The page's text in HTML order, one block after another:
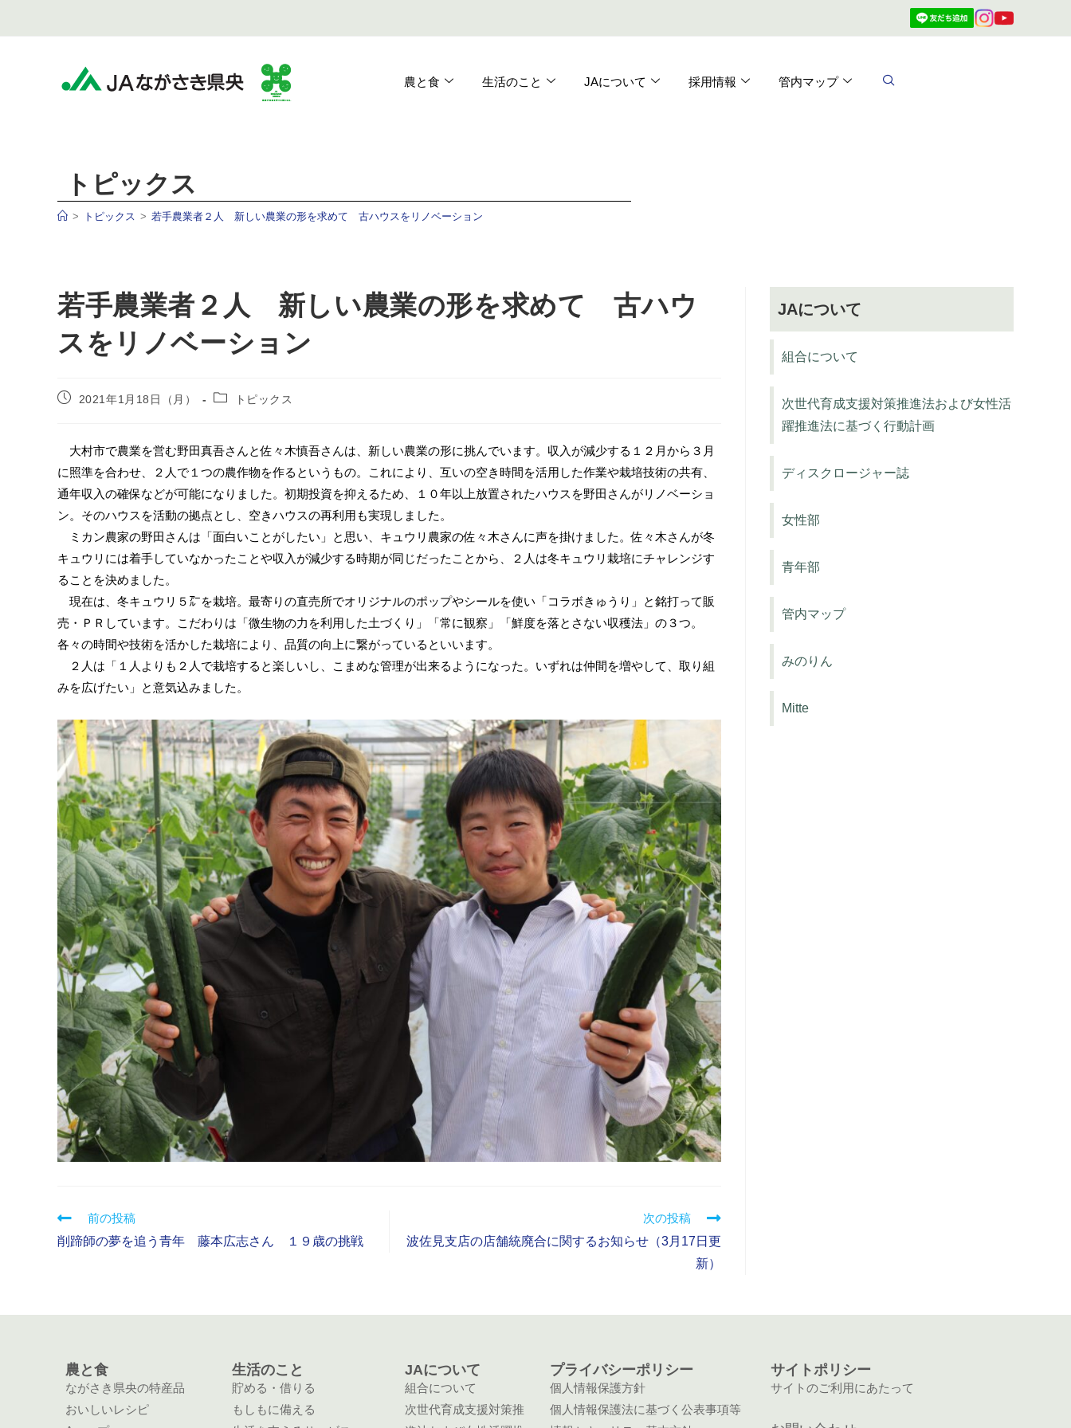
農と食 生活のこと JAについて 採用情報 管内マップ
トピックス
> トピックス > 若手農業者２人 新しい農業の形を求めて 古ハウスをリノベーション
若手農業者２人 新しい農業の形を求めて 古ハウ
スをリノベーション
2021年1月18日（月） トピックス
大村市で農業を営む野田真吾さんと佐々木慎吾さんは、新しい農業の形に挑んでいます。収入が減少する１２月から３月
に照準を合わせ、２人で１つの農作物を作るというもの。これにより、互いの空き時間を活用した作業や栽培技術の共有、
通年収入の確保などが可能になりました。初期投資を抑えるため、１０年以上放置されたハウスを野田さんがリノベーショ
ン。そのハウスを活動の拠点とし、空きハウスの再利用も実現しました。
ミカン農家の野田さんは「面白いことがしたい」と思い、キュウリ農家の佐々木さんに声を掛けました。佐々木さんが冬
キュウリには着手していなかったことや収入が減少する時期が同じだったことから、２人は冬キュウリ栽培にチャレンジす
ることを決めました。
現在は、冬キュウリ５㌃を栽培。最寄りの直売所でオリジナルのポップやシールを使い「コラボきゅうり」と銘打って販
売・ＰＲしています。こだわりは「微生物の力を利用した土づくり」「常に観察」「鮮度を落とさない収穫法」の３つ。
各々の時間や技術を活かした栽培により、品質の向上に繋がっているといいます。
２人は「１人よりも２人で栽培すると楽しいし、こまめな管理が出来るようになった。いずれは仲間を増やして、取り組
みを広げたい」と意気込みました。
前の投稿
削蹄師の夢を追う青年 藤本広志さん １９歳の挑戦
次の投稿
波佐見支店の店舗統廃合に関するお知らせ（3月17日更
新）
JAについて
組合について
次世代育成支援対策推進法および女性活
躍推進法に基づく行動計画
ディスクロージャー誌
女性部
青年部
管内マップ
みのりん
Mitte
農と食
ながさき県央の特産品
おいしいレシピ
生活のこと
貯める・借りる
もしもに備える
JAについて
組合について
次世代育成支援対策推
プライバシーポリシー
個人情報保護方針
個人情報保護法に基づく公表事項等
サイトポリシー
サイトのご利用にあたって